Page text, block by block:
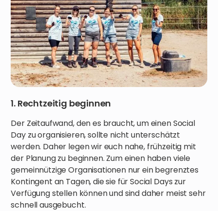
1. Rechtzeitig beginnen
Der Zeitaufwand, den es braucht, um einen Social
Day zu organisieren, sollte nicht unterschätzt
werden. Daher legen wir euch nahe, frühzeitig mit
der Planung zu beginnen. Zum einen haben viele
gemeinnützige Organisationen nur ein begrenztes
Kontingent an Tagen, die sie für Social Days zur
Verfügung stellen können und sind daher meist sehr
schnell ausgebucht.